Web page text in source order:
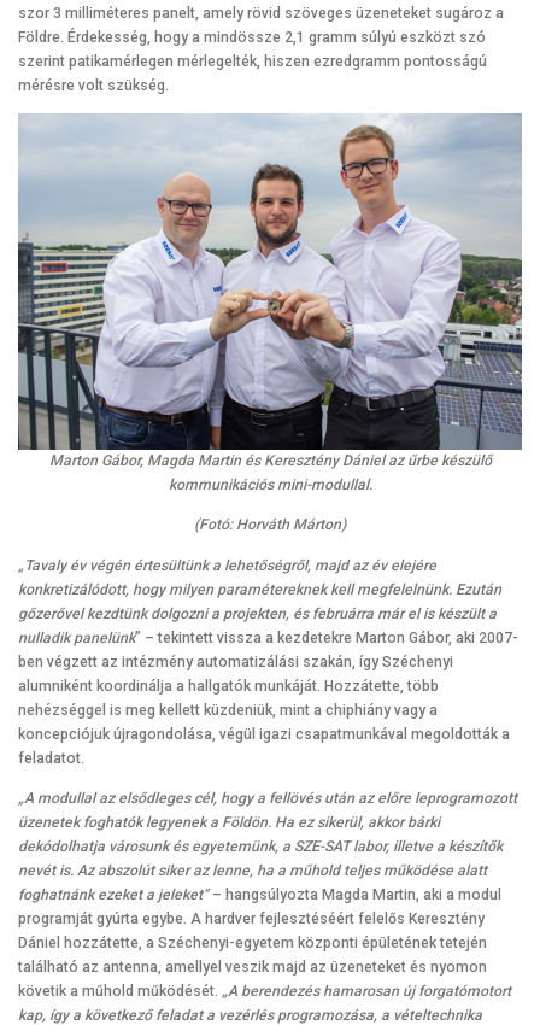
szor 3 milliméteres panelt, amely rövid szöveges üzeneteket sugároz a
Földre. Érdekesség, hogy a mindössze 2,1 gramm súlyú eszközt szó
szerint patikamérlegen mérlegelték, hiszen ezredgramm pontosságú
mérésre volt szükség.
Marton Gábor, Magda Martin és Keresztény Dániel az űrbe készülő
kommunikációs mini-modullal.
(Fotó: Horváth Márton)
„Tavaly év végén értesültünk a lehetőségről, majd az év elejére
konkretizálódott, hogy milyen paramétereknek kell megfelelnünk. Ezután
gőzerővel kezdtünk dolgozni a projekten, és februárra már el is készült a
nulladik panelünk” – tekintett vissza a kezdetekre Marton Gábor, aki 2007-
ben végzett az intézmény automatizálási szakán, így Széchenyi
alumniként koordinálja a hallgatók munkáját. Hozzátette, több
nehézséggel is meg kellett küzdeniük, mint a chiphiány vagy a
koncepciójuk újragondolása, végül igazi csapatmunkával megoldották a
feladatot.
„A modullal az elsődleges cél, hogy a fellövés után az előre leprogramozott
üzenetek foghatók legyenek a Földön. Ha ez sikerül, akkor bárki
dekódolhatja városunk és egyetemünk, a SZE-SAT labor, illetve a készítők
nevét is. Az abszolút siker az lenne, ha a műhold teljes működése alatt
foghatnánk ezeket a jeleket”– hangsúlyozta Magda Martin, aki a modul
programját gyúrta egybe. A hardver fejlesztéséért felelős Keresztény
Dániel hozzátette, a Széchenyi-egyetem központi épületének tetején
található az antenna, amellyel veszik majd az üzeneteket és nyomon
követik a műhold működését. „A berendezés hamarosan új forgatómotort
kap, így a következő feladat a vezérlés programozása, a vételtechnika